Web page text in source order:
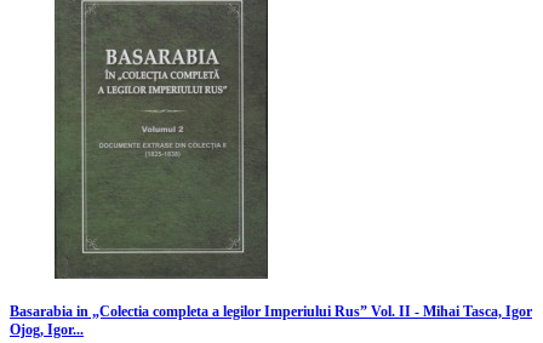
Basarabia in „Colectia completa a legilor Imperiului Rus” Vol. II - Mihai Tasca, Igor
Ojog, Igor...